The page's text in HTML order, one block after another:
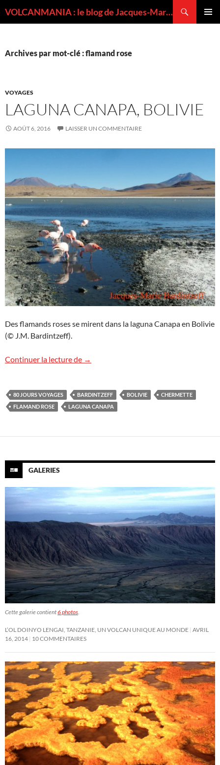
VOLCANMANIA : le blog de Jacques-Marie BARDINTZEFF, volcanologue
Archives par mot-clé : flamand rose
VOYAGES
LAGUNA CANAPA, BOLIVIE
AOÛT 6, 2016 LAISSER UN COMMENTAIRE
Des flamands roses se mirent dans la laguna Canapa en Bolivie
(© J.M. Bardintzeff).
Continuer la lecture de Laguna Canapa, Bolivie
→
80 JOURS VOYAGES BARDINTZEFF BOLIVIE
CHERMETTE
FLAMAND ROSE
LAGUNA CANAPA
GALERIES
Cette galerie contient6 photos.
L’OL DOINYO LENGAI, TANZANIE, UN VOLCAN UNIQUE AU MONDE AVRIL
16, 2014 10 COMMENTAIRES